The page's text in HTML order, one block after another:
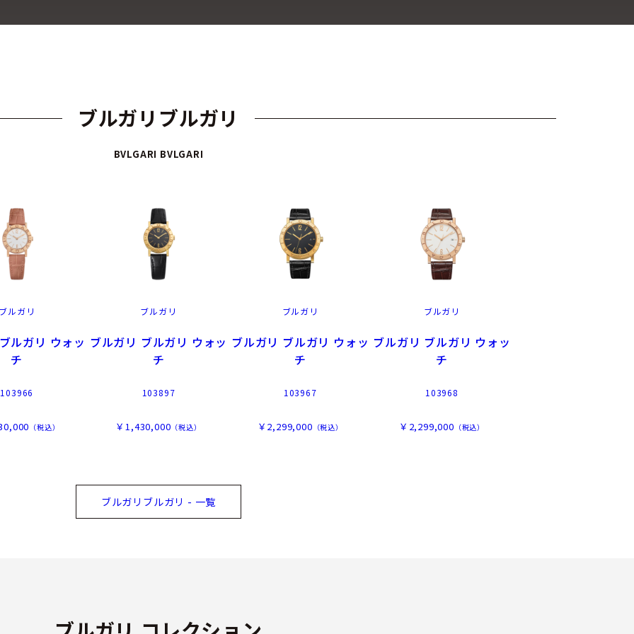
ブルガリブルガリ
BVLGARI BVLGARI
ルガリ
ルガリ ウォッ
チ
103966
（税込）
ブルガリ
ブルガリ ブルガリ ウォッ
チ
103897
￥1,430,000 （税込）
ブルガリ
ブルガリ ブルガリ ウォッ
チ
103967
￥2,299,000 （税込）
ブルガリ
ブルガリ ブルガリ ウォッ
チ
103968
￥2,299,000 （税込）
ブルガリブルガリ - 一覧